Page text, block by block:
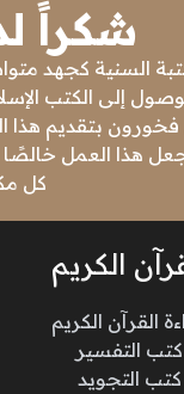
شكراً
السنية كجهد
إلى الكتب
فخورون بتقديم
هذا العمل
كل
الكريم
القرآن الكريم
كتب التفسير
كتب التجويد